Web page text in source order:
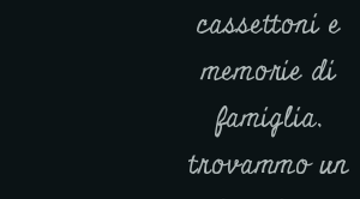
cassettoni e
memorie di
famiglia,
trovammo un